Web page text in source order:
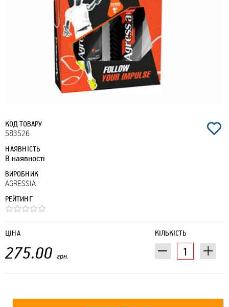
КОД ТОВАРУ
583526
НАЯВНІСТЬ
В наявності
ВИРОБНИК
AGRESSIA
РЕЙТИНГ
КІЛЬКІСТЬ
ЦІНА
275.00 грн.